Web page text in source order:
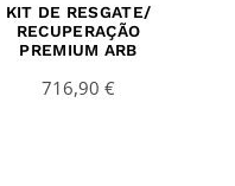
KIT DE RESGATE/
RECUPERAÇÃO
PREMIUM ARB
716,90 €